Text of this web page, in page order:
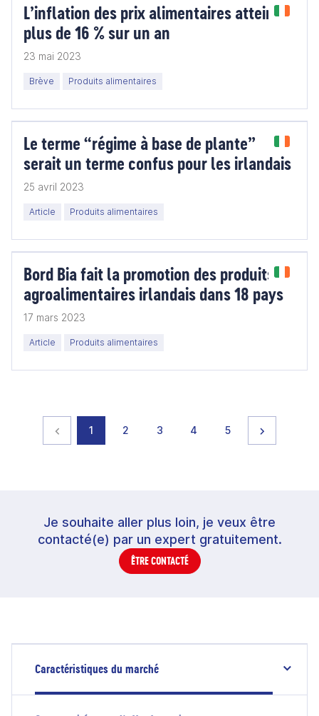
L’inflation des prix alimentaires atteint
plus de 16 % sur un an
23 mai 2023
Brève Produits alimentaires
Le terme “régime à base de plante”
serait un terme confus pour les irlandais
25 avril 2023
Article Produits alimentaires
Bord Bia fait la promotion des produits
agroalimentaires irlandais dans 18 pays
17 mars 2023
Article Produits alimentaires
Page précédente
page
1 page
2 page
3 page
4 page
5
Je souhaite aller plus loin, je veux être
contacté(e) par un expert gratuitement.
ÊTRE CONTACTÉ
Caractéristiques du marché